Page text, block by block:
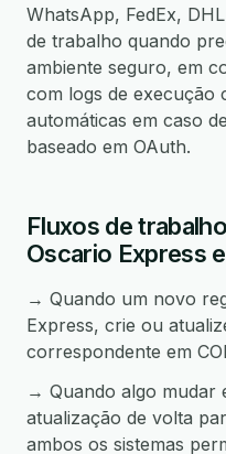
WhatsApp, FedEx,
de trabalho quando
ambiente seguro, em
com logs de execução
automáticas em caso
baseado em OAuth.
Fluxos de
Oscario Express
→ Quando um novo
Express, crie ou
correspondente em
→ Quando algo mudar
atualização de volta
ambos os sistemas